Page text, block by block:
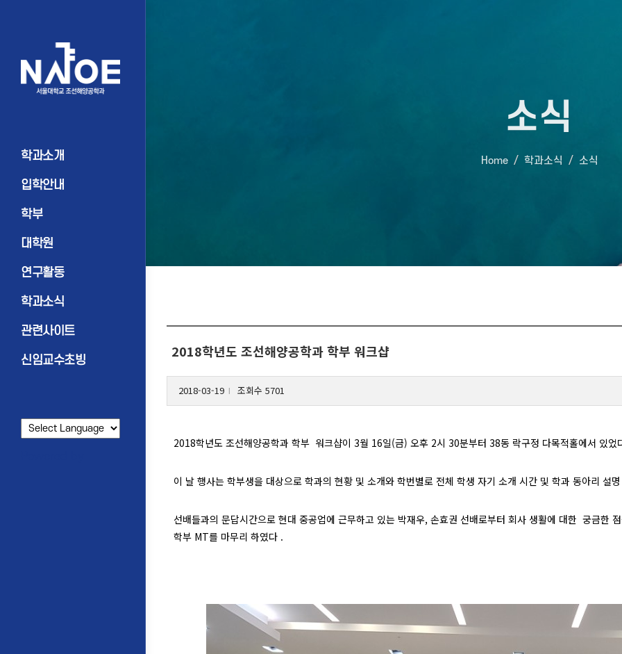
학과소개
입학안내
학부
대학원
연구활동
학과소식
관련사이트
신임교수초빙
소식
Home 학과소식 소식
2018학년도 조선해양공학과 학부 워크샵
2018-03-19 조회수 5701
2018학년도 조선해양공학과 학부 워크샵이 3월 16일(금) 오후 2시 30분부터 38동 락구정 다목적홀에서 있었
이 날 행사는 학부생을 대상으로 학과의 현황 및 소개와 학번별로 전체 학생 자기 소개 시간 및 학과 동아리 설
선배들과의 문답시간으로 현대 중공업에 근무하고 있는 박재우, 손효권 선배로부터 회사 생활에 대한 궁금한
학부 MT를 마무리 하였다 .